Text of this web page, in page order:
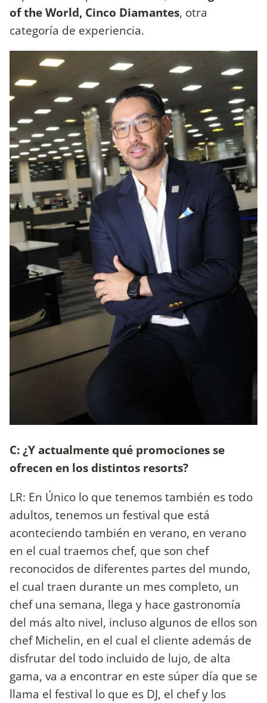
of the World, Cinco Diamantes, otra
categoría de experiencia.
C: ¿Y actualmente qué promociones se
ofrecen en los distintos resorts?
LR: En Único lo que tenemos también es todo
adultos, tenemos un festival que está
aconteciendo también en verano, en verano
en el cual traemos chef, que son chef
reconocidos de diferentes partes del mundo,
el cual traen durante un mes completo, un
chef una semana, llega y hace gastronomía
del más alto nivel, incluso algunos de ellos son
chef Michelin, en el cual el cliente además de
disfrutar del todo incluido de lujo, de alta
gama, va a encontrar en este súper día que se
llama el festival lo que es DJ, el chef y los